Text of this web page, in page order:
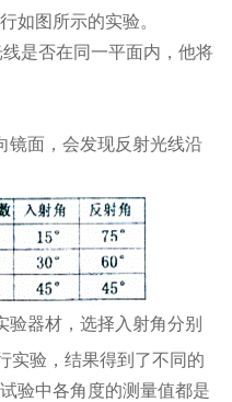
如图所示的实验。
是否在同一平面内，他将
镜面，会发现反射光线沿
验器材，选择入射角分别
实验，结果得到了不同的
验中各角度的测量值都是